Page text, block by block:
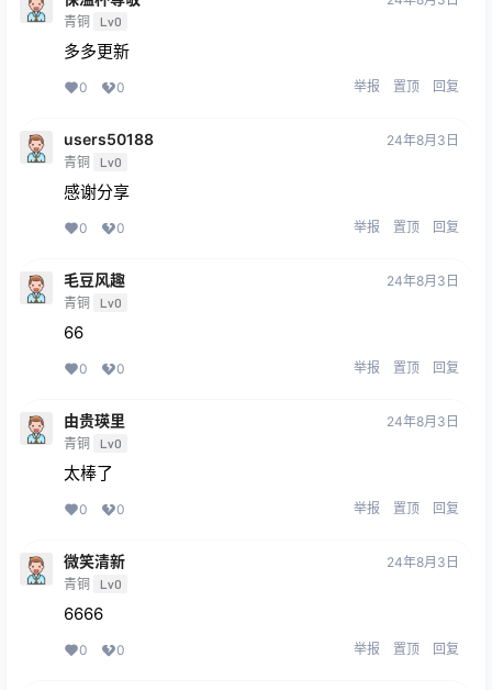
青铜 Lv0
多多更新
0 0 举报 置顶 回复
users50188
青铜 Lv0
24年8月3日
感谢分享
0 0 举报 置顶 回复
毛豆风趣
青铜 Lv0
24年8月3日
66
0 0 举报 置顶 回复
由贵瑛里
青铜 Lv0
24年8月3日
太棒了
0 0 举报 置顶 回复
微笑清新
青铜 Lv0
24年8月3日
6666
0 0 举报 置顶 回复